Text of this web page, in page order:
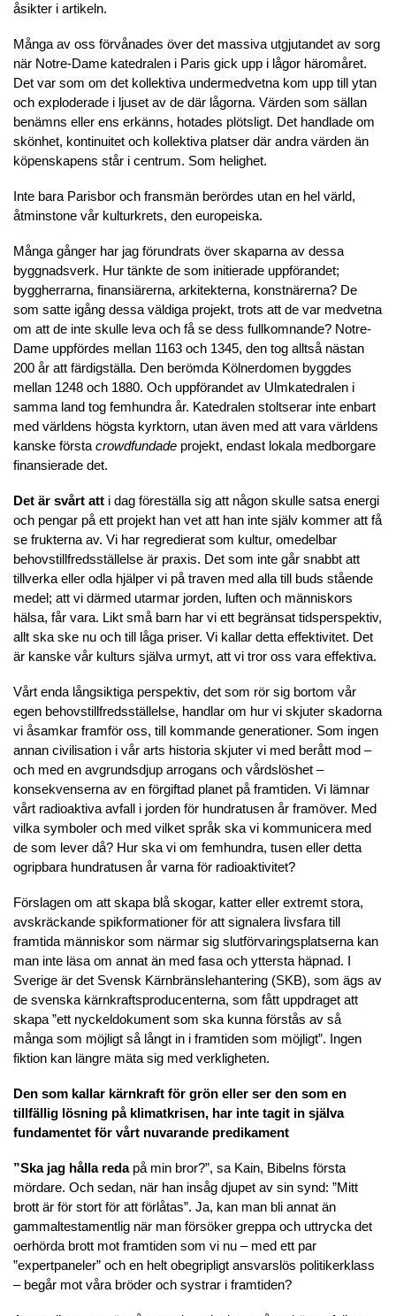
åsikter i artikeln.
Många av oss förvånades över det massiva utgjutandet av sorg
när Notre-Dame katedralen i Paris gick upp i lågor häromåret.
Det var som om det kollektiva undermedvetna kom upp till ytan
och exploderade i ljuset av de där lågorna. Värden som sällan
benämns eller ens erkänns, hotades plötsligt. Det handlade om
skönhet, kontinuitet och kollektiva platser där andra värden än
köpenskapens står i centrum. Som helighet.
Inte bara Parisbor och fransmän berördes utan en hel värld,
åtminstone vår kulturkrets, den europeiska.
Många gånger har jag förundrats över skaparna av dessa
byggnadsverk. Hur tänkte de som initierade uppförandet;
byggherrarna, finansiärerna, arkitekterna, konstnärerna? De
som satte igång dessa väldiga projekt, trots att de var medvetna
om att de inte skulle leva och få se dess fullkomnande? Notre-
Dame uppfördes mellan 1163 och 1345, den tog alltså nästan
200 år att färdigställa. Den berömda Kölnerdomen byggdes
mellan 1248 och 1880. Och uppförandet av Ulmkatedralen i
samma land tog femhundra år. Katedralen stoltserar inte enbart
med världens högsta kyrktorn, utan även med att vara världens
kanske första crowdfundade projekt, endast lokala medborgare
finansierade det.
Det är svårt att i dag föreställa sig att någon skulle satsa energi
och pengar på ett projekt han vet att han inte själv kommer att få
se frukterna av. Vi har regredierat som kultur, omedelbar
behovstillfredsställelse är praxis. Det som inte går snabbt att
tillverka eller odla hjälper vi på traven med alla till buds stående
medel; att vi därmed utarmar jorden, luften och människors
hälsa, får vara. Likt små barn har vi ett begränsat tidsperspektiv,
allt ska ske nu och till låga priser. Vi kallar detta effektivitet. Det
är kanske vår kulturs själva urmyt, att vi tror oss vara effektiva.
Vårt enda långsiktiga perspektiv, det som rör sig bortom vår
egen behovstillfredsställelse, handlar om hur vi skjuter skadorna
vi åsamkar framför oss, till kommande generationer. Som ingen
annan civilisation i vår arts historia skjuter vi med berått mod –
och med en avgrundsdjup arrogans och vårdslöshet –
konsekvenserna av en förgiftad planet på framtiden. Vi lämnar
vårt radioaktiva avfall i jorden för hundratusen år framöver. Med
vilka symboler och med vilket språk ska vi kommunicera med
de som lever då? Hur ska vi om femhundra, tusen eller detta
ogripbara hundratusen år varna för radioaktivitet?
Förslagen om att skapa blå skogar, katter eller extremt stora,
avskräckande spikformationer för att signalera livsfara till
framtida människor som närmar sig slutförvaringsplatserna kan
man inte läsa om annat än med fasa och yttersta häpnad. I
Sverige är det Svensk Kärnbränslehantering (SKB), som ägs av
de svenska kärnkraftsproducenterna, som fått uppdraget att
skapa ”ett nyckeldokument som ska kunna förstås av så
många som möjligt så långt in i framtiden som möjligt”. Ingen
fiktion kan längre mäta sig med verkligheten.
Den som kallar kärnkraft för grön eller ser den som en
tillfällig lösning på klimatkrisen, har inte tagit in själva
fundamentet för vårt nuvarande predikament
”Ska jag hålla reda på min bror?”, sa Kain, Bibelns första
mördare. Och sedan, när han insåg djupet av sin synd: ”Mitt
brott är för stort för att förlåtas”. Ja, kan man bli annat än
gammaltestamentlig när man försöker greppa och uttrycka det
oerhörda brott mot framtiden som vi nu – med ett par
”expertpaneler” och en helt obegripligt ansvarslös politikerklass
– begår mot våra bröder och systrar i framtiden?